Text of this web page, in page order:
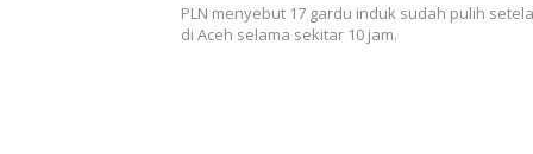
PLN menyebut 17 gardu induk sudah pulih
di Aceh selama sekitar 10 jam.